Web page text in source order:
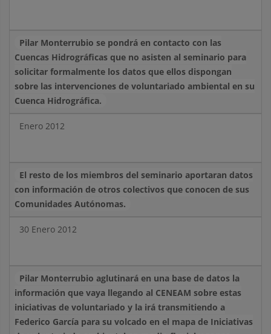
Pilar Monterrubio se pondrá en contacto con las
Cuencas Hidrográficas que no asisten al seminario para
solicitar formalmente los datos que ellos dispongan
sobre las intervenciones de voluntariado ambiental en su
Cuenca Hidrográfica.
Enero 2012
El resto de los miembros del seminario aportaran datos
con información de otros colectivos que conocen de sus
Comunidades Autónomas.
30 Enero 2012
Pilar Monterrubio aglutinará en una base de datos la
información que vaya llegando al CENEAM sobre estas
iniciativas de voluntariado y la irá transmitiendo a
Federico García para su volcado en el mapa de Iniciativas